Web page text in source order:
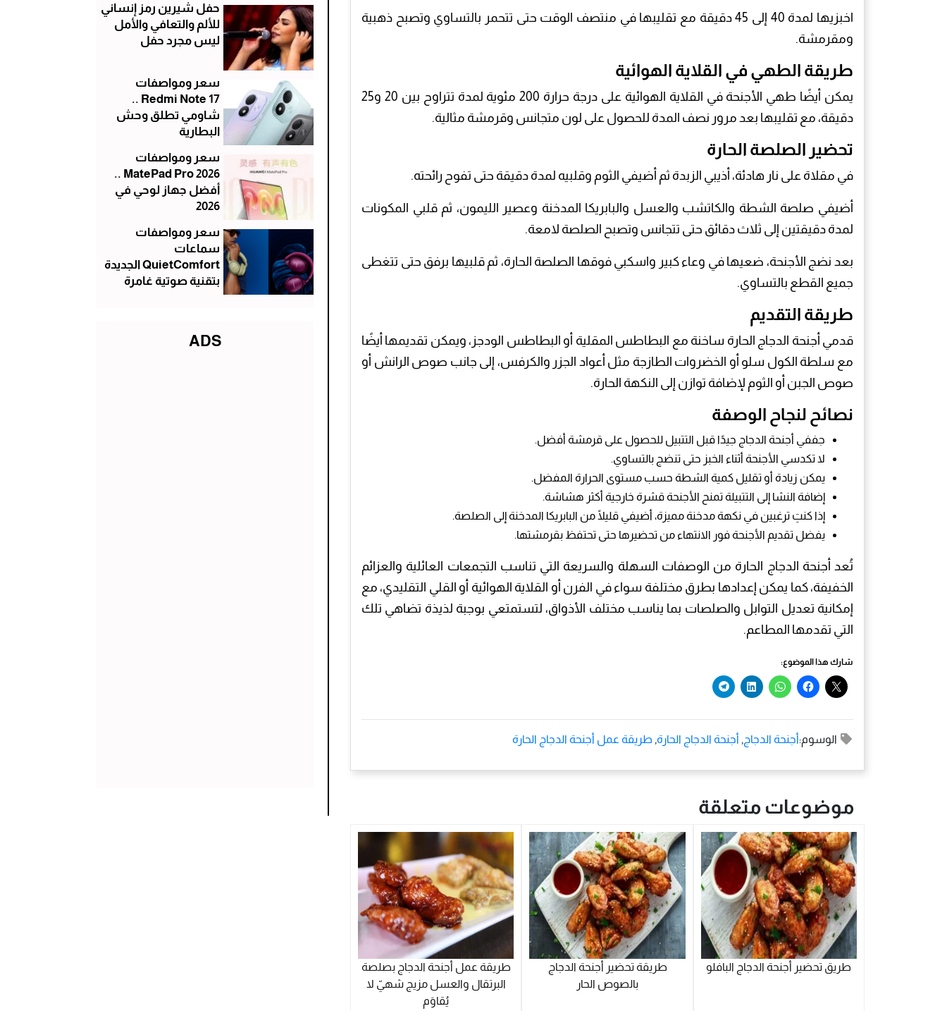
اخبزيها لمدة 40 إلى 45 دقيقة مع تقليبها في منتصف الوقت حتى تتحمر بالتساوي وتصبح ذهبية
ومقرمشة.
طريقة الطهي في القلاية الهوائية
يمكن أيضًا طهي الأجنحة في القلاية الهوائية على درجة حرارة 200 مئوية لمدة تتراوح بين 20 و25
دقيقة، مع تقليبها بعد مرور نصف المدة للحصول على لون متجانس وقرمشة مثالية.
تحضير الصلصة الحارة
في مقلاة على نار هادئة، أذيبي الزبدة ثم أضيفي الثوم وقلبيه لمدة دقيقة حتى تفوح رائحته.
أضيفي صلصة الشطة والكاتشب والعسل والبابريكا المدخنة وعصير الليمون، ثم قلبي المكونات
لمدة دقيقتين إلى ثلاث دقائق حتى تتجانس وتصبح الصلصة لامعة.
بعد نضج الأجنحة، ضعيها في وعاء كبير واسكبي فوقها الصلصة الحارة، ثم قلبيها برفق حتى تتغطى
جميع القطع بالتساوي.
طريقة التقديم
قدمي أجنحة الدجاج الحارة ساخنة مع البطاطس المقلية أو البطاطس الودجز، ويمكن تقديمها أيضًا
مع سلطة الكول سلو أو الخضروات الطازجة مثل أعواد الجزر والكرفس، إلى جانب صوص الرانش أو
صوص الجبن أو الثوم لإضافة توازن إلى النكهة الحارة.
نصائح لنجاح الوصفة
جففي أجنحة الدجاج جيدًا قبل التتبيل للحصول على قرمشة أفضل.
لا تكدسي الأجنحة أثناء الخبز حتى تنضج بالتساوي.
يمكن زيادة أو تقليل كمية الشطة حسب مستوى الحرارة المفضل.
إضافة النشا إلى التتبيلة تمنح الأجنحة قشرة خارجية أكثر هشاشة.
إذا كنتِ ترغبين في نكهة مدخنة مميزة، أضيفي قليلًا من البابريكا المدخنة إلى الصلصة.
يفضل تقديم الأجنحة فور الانتهاء من تحضيرها حتى تحتفظ بقرمشتها.
تُعد أجنحة الدجاج الحارة من الوصفات السهلة والسريعة التي تناسب التجمعات العائلية والعزائم
الخفيفة، كما يمكن إعدادها بطرق مختلفة سواء في الفرن أو القلاية الهوائية أو القلي التقليدي، مع
إمكانية تعديل التوابل والصلصات بما يناسب مختلف الأذواق، لتستمتعي بوجبة لذيذة تضاهي تلك
التي تقدمها المطاعم.
شارك هذا الموضوع:
الوسوم:أجنحة الدجاج , أجنحة الدجاج الحارة, طريقة عمل أجنحة الدجاج الحارة
موضوعات متعلقة
طريق تحضير أجنحة الدجاج البافلو
طريقة تحضير أجنحة الدجاج
بالصوص الحار
طريقة عمل أجنحة الدجاج بصلصة
البرتقال والعسل مزيج شهيّ لا
يُقاوَم
حفل شيرين رمز إنساني
للألم والتعافي والأمل
ليس مجرد حفل
سعر ومواصفات
Redmi Note 17 ..
شاومي تطلق وحش
البطارية
سعر ومواصفات
MatePad Pro 2026 ..
أفضل جهاز لوحي في
2026
سعر ومواصفات
سماعات
QuietComfort الجديدة
بتقنية صوتية غامرة
ADS